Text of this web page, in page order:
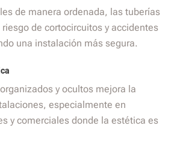
de manera ordenada, las tuberías
de cortocircuitos y accidentes
una instalación más segura.
y ocultos mejora la
especialmente en
y comerciales donde la estética es